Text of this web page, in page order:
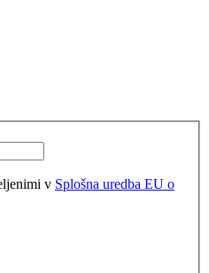
v Splošna uredba EU o